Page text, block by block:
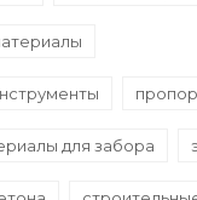
для забора